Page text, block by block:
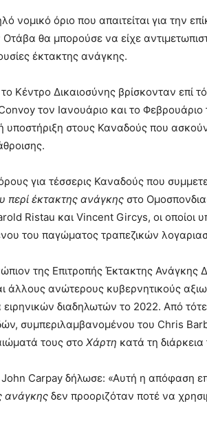
νομικό όριο που απαιτείται για την
θα μπορούσε να είχε
έκτακτης ανάγκης.
Κέντρο Δικαιοσύνης βρίσκονταν επί
τον Ιανουάριο και το
στους Καναδούς που ασκούν
για τέσσερις Καναδούς που
περί έκτακτης ανάγκης στο
Ristau και Vincent Gircys, οι
του παγώματος τραπεζικών
της Επιτροπής Έκτακτης
άλλους ανώτερους κυβερνητικούς
διαδηλωτών το 2022. Από
συμπεριλαμβανομένου του Chris
τους στο Χάρτη κατά τη
Carpay δήλωσε: «Αυτή η απόφαση
ανάγκης δεν προοριζόταν ποτέ να